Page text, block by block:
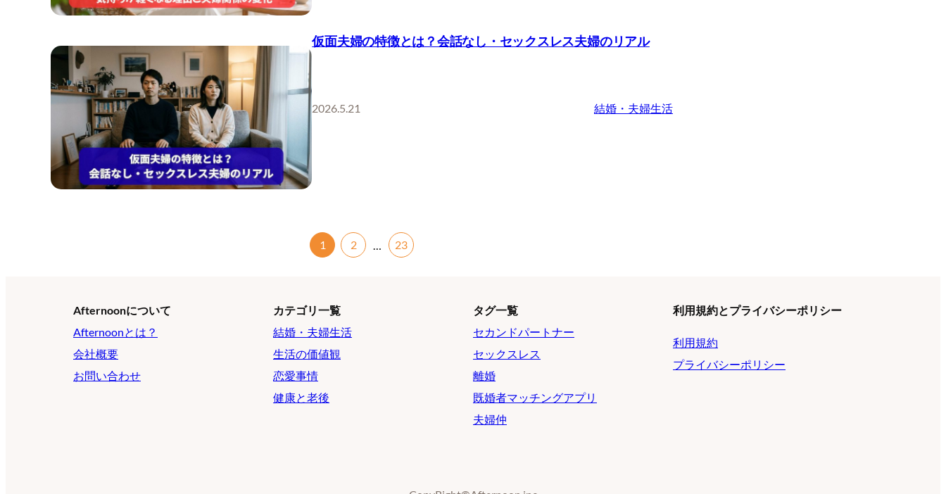
仮面夫婦の特徴とは？会話なし・セックスレス夫婦のリアル
2026.5.21 結婚・夫婦生活
1 2 23
Afternoonについて
Afternoonとは？
会社概要
お問い合わせ
カテゴリ一覧
結婚・夫婦生活
生活の価値観
恋愛事情
健康と老後
タグ一覧
セカンドパートナー
セックスレス
離婚
既婚者マッチングアプリ
夫婦仲
利用規約とプライバシーポリシー
利用規約
プライバシーポリシー